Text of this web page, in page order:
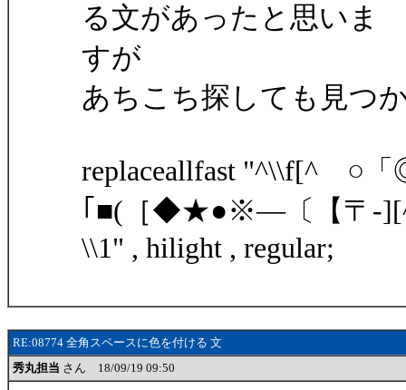
る文があったと思いま
すが
あちこち探しても見つ
replaceallfast "^\\f[^ ○
｢■(［◆★●※―〔【〒-
\\1" , hilight , regular;
RE:08774 全角スペースに色を付ける 文
秀丸担当 さん 18/09/19 09:50